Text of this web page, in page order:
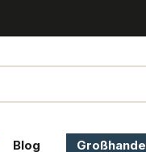
Blog